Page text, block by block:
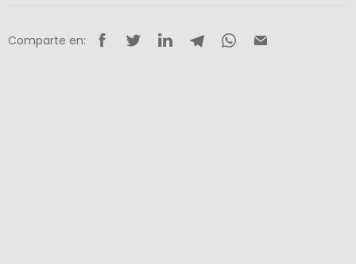
Comparte en: